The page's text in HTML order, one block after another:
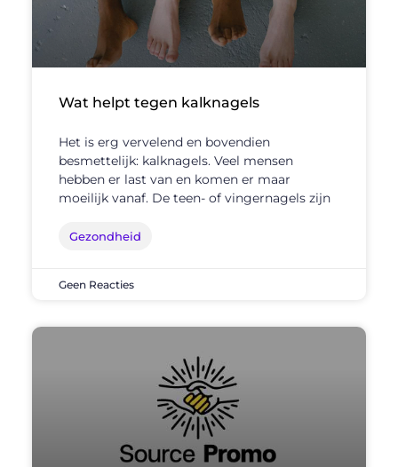
Wat helpt tegen kalknagels
Het is erg vervelend en bovendien
besmettelijk: kalknagels. Veel mensen
hebben er last van en komen er maar
moeilijk vanaf. De teen- of vingernagels zijn
Gezondheid
Geen Reacties